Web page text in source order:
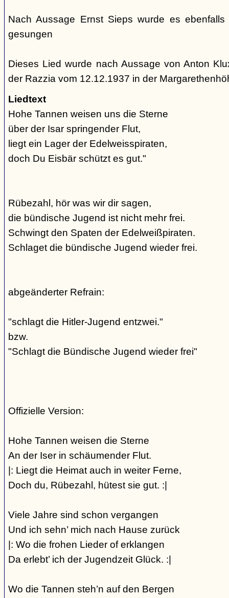
Nach Aussage Ernst Sieps wurde es
gesungen
Dieses Lied wurde nach Aussage von Anton
der Razzia vom 12.12.1937 in der
Liedtext
Hohe Tannen weisen uns die Sterne
über der Isar springender Flut,
liegt ein Lager der Edelweisspiraten,
doch Du Eisbär schützt es gut."
Rübezahl, hör was wir dir sagen,
die bündische Jugend ist nicht mehr frei.
Schwingt den Spaten der Edelweißpiraten.
Schlaget die bündische Jugend wieder frei.
abgeänderter Refrain:
"schlagt die Hitler-Jugend entzwei."
bzw.
"Schlagt die Bündische Jugend wieder frei"
Offizielle Version:
Hohe Tannen weisen die Sterne
An der Iser in schäumender Flut.
|: Liegt die Heimat auch in weiter Ferne,
Doch du, Rübezahl, hütest sie gut. :|
Viele Jahre sind schon vergangen
Und ich sehn’ mich nach Hause zurück
|: Wo die frohen Lieder of erklangen
Da erlebt’ ich der Jugendzeit Glück. :|
Wo die Tannen steh’n auf den Bergen